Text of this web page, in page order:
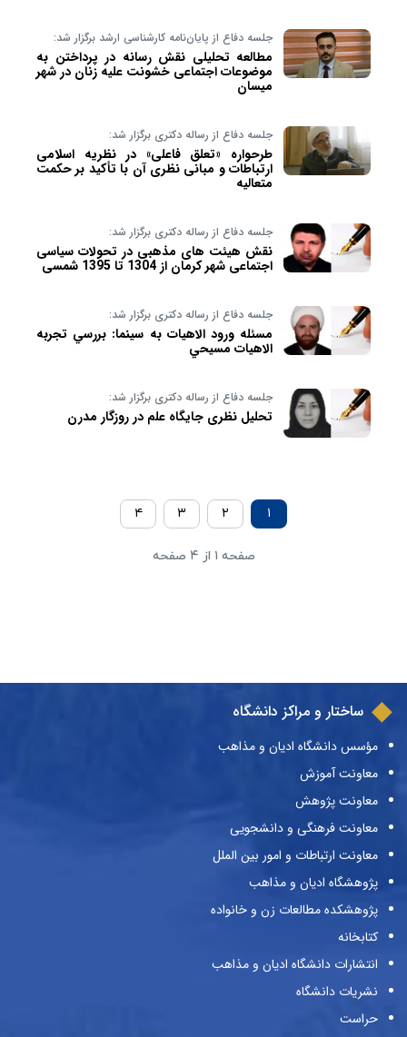
جلسه دفاع از پایان‌نامه کارشناسی ارشد برگزار شد:
مطالعه تحلیلی نقش رسانه در پرداختن به
موضوعات اجتماعی خشونت علیه زنان در شهر
میسان
جلسه دفاع از رساله دکتری برگزار شد:
طرحواره «تعلق فاعلی» در نظریه اسلامی
ارتباطات و مبانی نظری آن با تأکید بر حکمت
متعالیه
جلسه دفاع از رساله دکتری برگزار شد:
نقش هیئت های مذهبی در تحولات سیاسی
اجتماعی شهر کرمان از 1304 تا 1395 شمسی
جلسه دفاع از رساله دکتری برگزار شد:
مسئله ورود الاهيات به سينما: بررسي تجربه
الاهيات مسيحي
جلسه دفاع از رساله دکتری برگزار شد:
تحلیل نظری جایگاه علم در روزگار مدرن
صفحه ۱ از ۴ صفحه
۱ ۲ ۳ ۴
ساختار و مراکز دانشگاه
مؤسس دانشگاه ادیان و مذاهب
معاونت آموزش
معاونت پژوهش
معاونت فرهنگی و دانشجویی
معاونت ارتباطات و امور بین الملل
پژوهشگاه ادیان و مذاهب
پژوهشکده مطالعات زن و خانواده
کتابخانه
انتشارات دانشگاه ادیان و مذاهب
نشریات دانشگاه
حراست